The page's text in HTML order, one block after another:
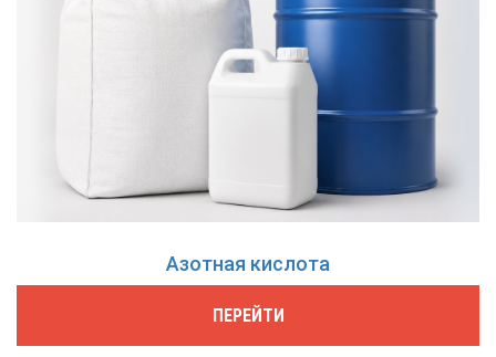
Азотная кислота
ПЕРЕЙТИ